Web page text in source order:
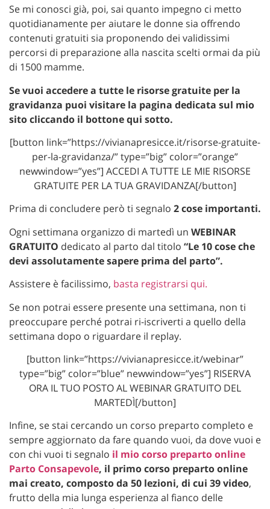
Se mi conosci già, poi, sai quanto impegno ci metto
quotidianamente per aiutare le donne sia offrendo
contenuti gratuiti sia proponendo dei validissimi
percorsi di preparazione alla nascita scelti ormai da più
di 1500 mamme.
Se vuoi accedere a tutte le risorse gratuite per la
gravidanza puoi visitare la pagina dedicata sul mio
sito cliccando il bottone qui sotto.
[button link=”https://vivianapresicce.it/risorse-gratuite-
per-la-gravidanza/” type=”big” color=”orange”
newwindow=”yes”] ACCEDI A TUTTE LE MIE RISORSE
GRATUITE PER LA TUA GRAVIDANZA[/button]
Prima di concludere però ti segnalo 2 cose importanti.
Ogni settimana organizzo di martedì un WEBINAR
GRATUITO dedicato al parto dal titolo “Le 10 cose che
devi assolutamente sapere prima del parto”.
Assistere è facilissimo, basta registrarsi qui.
Se non potrai essere presente una settimana, non ti
preoccupare perché potrai ri-iscriverti a quello della
settimana dopo o riguardare il replay.
[button link=”https://vivianapresicce.it/webinar”
type=”big” color=”blue” newwindow=”yes”] RISERVA
ORA IL TUO POSTO AL WEBINAR GRATUITO DEL
MARTEDÌ[/button]
Infine, se stai cercando un corso preparto completo e
sempre aggiornato da fare quando vuoi, da dove vuoi e
con chi vuoi ti segnalo il mio corso preparto online
Parto Consapevole, il primo corso preparto online
mai creato, composto da 50 lezioni, di cui 39 video,
frutto della mia lunga esperienza al fianco delle